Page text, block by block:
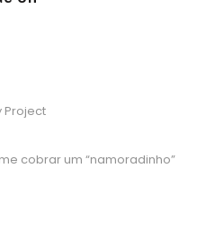
Project
cobrar um “namoradinho”